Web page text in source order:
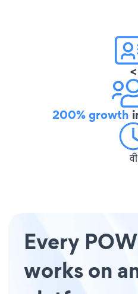
<
200% growth
वी
Every
works on